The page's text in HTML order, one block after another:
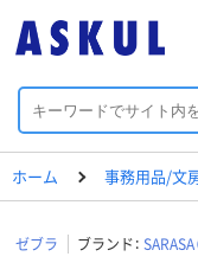
ホーム 事務用品/文
ゼブラ ブランド： SARASA